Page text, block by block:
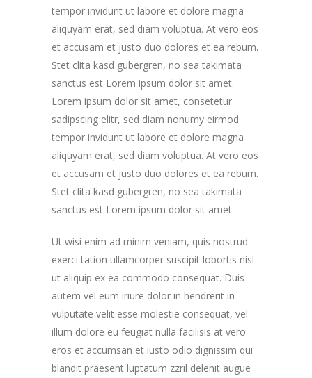
tempor invidunt ut labore et dolore magna
aliquyam erat, sed diam voluptua. At vero eos
et accusam et justo duo dolores et ea rebum.
Stet clita kasd gubergren, no sea takimata
sanctus est Lorem ipsum dolor sit amet.
Lorem ipsum dolor sit amet, consetetur
sadipscing elitr, sed diam nonumy eirmod
tempor invidunt ut labore et dolore magna
aliquyam erat, sed diam voluptua. At vero eos
et accusam et justo duo dolores et ea rebum.
Stet clita kasd gubergren, no sea takimata
sanctus est Lorem ipsum dolor sit amet.
Ut wisi enim ad minim veniam, quis nostrud
exerci tation ullamcorper suscipit lobortis nisl
ut aliquip ex ea commodo consequat. Duis
autem vel eum iriure dolor in hendrerit in
vulputate velit esse molestie consequat, vel
illum dolore eu feugiat nulla facilisis at vero
eros et accumsan et iusto odio dignissim qui
blandit praesent luptatum zzril delenit augue